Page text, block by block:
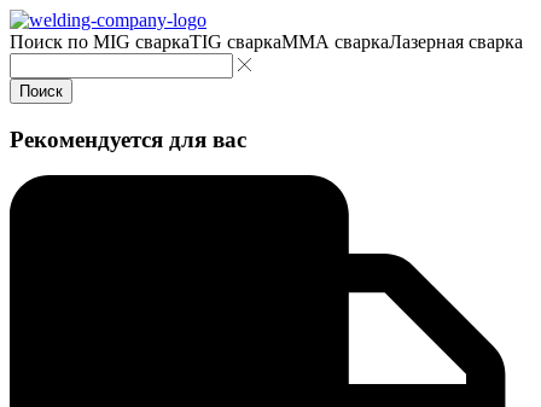
Поиск по MIG сваркаTIG сваркаMMA сваркаЛазерная сварка
Поиск
Рекомендуется для вас